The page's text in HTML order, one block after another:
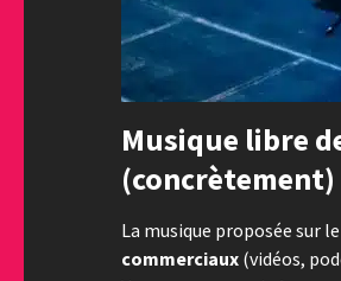
Musique libre
(concrètement)
La musique proposée sur
commerciaux (vidéos,